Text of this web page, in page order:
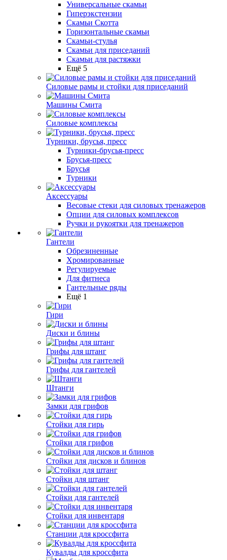
Универсальные скамьи
Гиперэкстензии
Скамьи Скотта
Горизонтальные скамьи
Скамьи-стулья
Скамьи для приседаний
Скамьи для растяжки
Ещё 5
Силовые рамы и стойки для приседаний
Машины Смита
Силовые комплексы
Турники, брусья, пресс
Турники-брусья-пресс
Брусья-пресс
Брусья
Турники
Аксессуары
Весовые стеки для силовых тренажеров
Опции для силовых комплексов
Ручки и рукоятки для тренажеров
Гантели
Обрезиненные
Хромированные
Регулируемые
Для фитнеса
Гантельные ряды
Ещё 1
Гири
Диски и блины
Грифы для штанг
Грифы для гантелей
Штанги
Замки для грифов
Стойки для гирь
Стойки для грифов
Стойки для дисков и блинов
Стойки для штанг
Стойки для гантелей
Стойки для инвентаря
Станции для кроссфита
Кувалды для кроссфита